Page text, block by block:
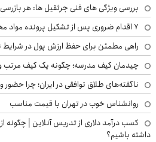
بررسی ویژگی های فنی جرثقیل ها: هر بازرسی
۷ اقدام ضروری پس از تشکیل پرونده مواد مخدر؛ راهنمای خانواده‌ها
راهی مطمئن برای حفظ ارزش پول در شرایط
چیدمان کیف مدرسه؛ چگونه یک کیف مرتب
ناگفته‌های طلاق توافقی در ایران؛ چرا
روانشناس خوب در تهران با قیمت مناسب
کسب درآمد دلاری از تدریس آنلاین | چگونه
داشته باشیم؟